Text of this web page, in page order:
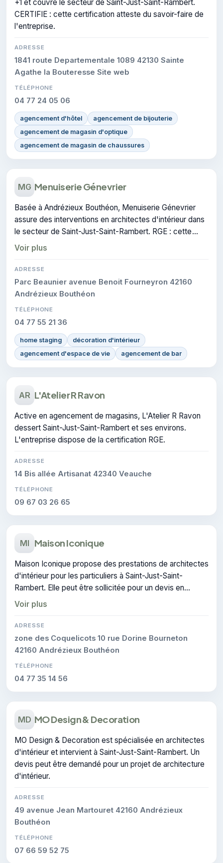
+1 et couvre le secteur de Saint-Just-Saint-Rambert.
CERTIFIE : cette certification atteste du savoir-faire de
l'entreprise.
ADRESSE
1841 route Departementale 1089 42130 Sainte
Agathe la Bouteresse Site web
TÉLÉPHONE
04 77 24 05 06
agencement d'hôtel
agencement de bijouterie
agencement de magasin d'optique
agencement de magasin de chaussures
MG Menuiserie Génevrier
Basée à Andrézieux Bouthéon, Menuiserie Génevrier
assure des interventions en architectes d'intérieur dans
le secteur de Saint-Just-Saint-Rambert. RGE : cette
certification atteste du savoir-faire de l'entreprise.
Voir plus
ADRESSE
Parc Beaunier avenue Benoit Fourneyron 42160
Andrézieux Bouthéon
TÉLÉPHONE
04 77 55 21 36
home staging
décoration d'intérieur
agencement d'espace de vie
agencement de bar
AR L'Atelier R Ravon
Active en agencement de magasins, L'Atelier R Ravon
dessert Saint-Just-Saint-Rambert et ses environs.
L'entreprise dispose de la certification RGE.
ADRESSE
14 Bis allée Artisanat 42340 Veauche
TÉLÉPHONE
09 67 03 26 65
MI Maison Iconique
Maison Iconique propose des prestations de architectes
d'intérieur pour les particuliers à Saint-Just-Saint-
Rambert. Elle peut être sollicitée pour un devis en
architecture d'intérieur.
Voir plus
ADRESSE
zone des Coquelicots 10 rue Dorine Bourneton
42160 Andrézieux Bouthéon
TÉLÉPHONE
04 77 35 14 56
MD MO Design & Decoration
MO Design & Decoration est spécialisée en architectes
d'intérieur et intervient à Saint-Just-Saint-Rambert. Un
devis peut être demandé pour un projet de architecture
d'intérieur.
ADRESSE
49 avenue Jean Martouret 42160 Andrézieux
Bouthéon
TÉLÉPHONE
07 66 59 52 75